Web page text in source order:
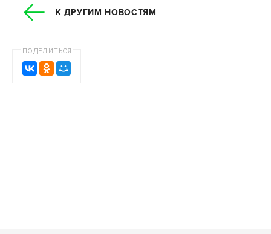
К ДРУГИМ НОВОСТЯМ
ПОДЕЛИТЬСЯ